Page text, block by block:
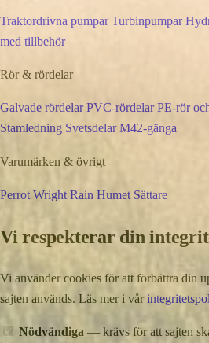
Traktordrivna pumpar Turbinpumpar
med tillbehör
Rör & rördelar
Galvade rördelar PVC-rördelar PE-rör
Stamledning Svetsdelar M42-gänga
Varumärken & övrigt
Perrot Wright Rain Humet Sättare
Vi respekterar din
Vi använder cookies för att förbättra din
sajten används. Läs mer i vår
Nödvändiga — krävs för att sajten